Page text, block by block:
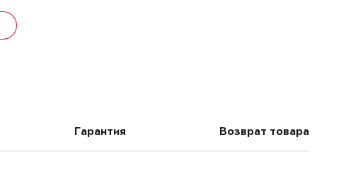
Гарантия Возврат товара